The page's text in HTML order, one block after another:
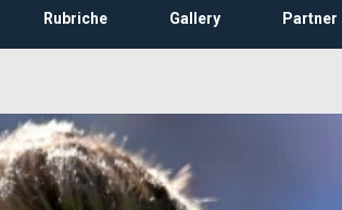
Rubriche Gallery Partner